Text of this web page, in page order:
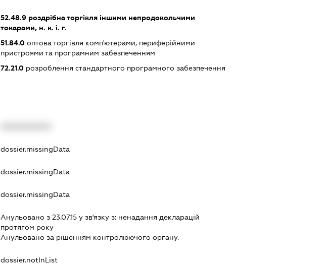
52.48.9роздрібна торгівля іншими непродовольчими
товарами, н. в. і. г.
51.84.0оптова торгівля комп'ютерами, периферійними
пристроями та програмним забезпеченням
72.21.0розроблення стандартного програмного забезпечення
dossier.missingData
dossier.missingData
dossier.missingData
Анульовано з 23.07.15 у зв'язку з: ненадання декларацiй
протягом року
Анульовано за рiшенням контролюючого органу.
dossier.notInList